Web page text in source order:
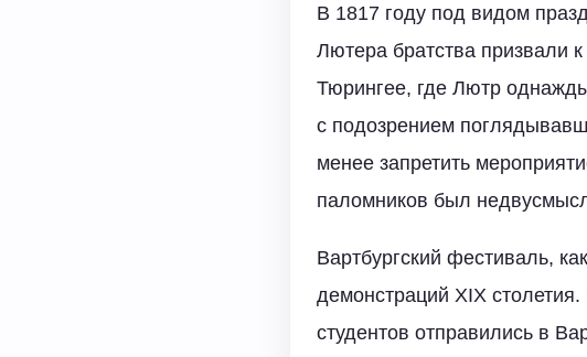
В 1817 году под видом
Лютера братства призвали
Тюрингее, где Лютр
с подозрением
менее запретить
паломников был
Вартбургский фестиваль,
демонстраций XIX
студентов отправились в